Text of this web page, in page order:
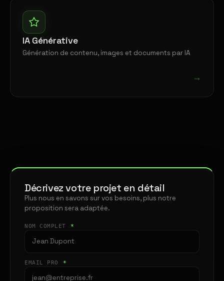
IA Générative
Génération de contenu, images et documents par IA
→
Décrivez votre projet en détail
Plus nous en savons sur vos besoins, plus notre
proposition sera adaptée.
NOM COMPLET *
EMAIL PRO *